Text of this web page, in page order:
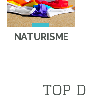
NATURISME
TOP